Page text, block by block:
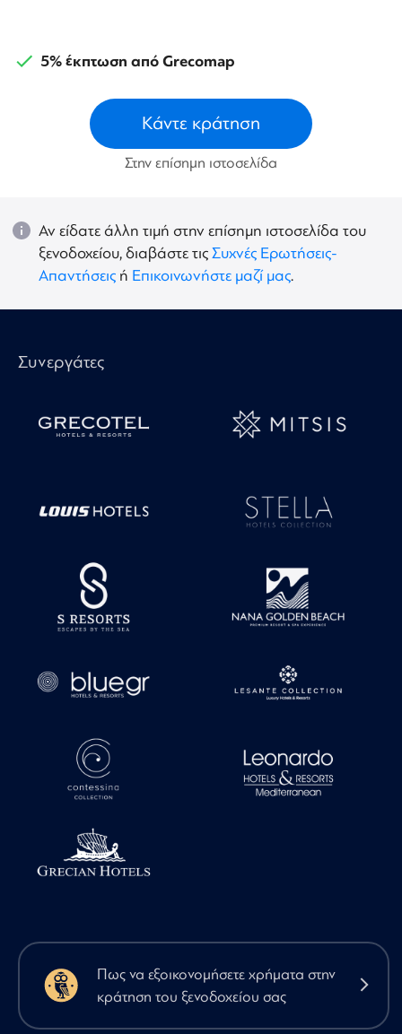
5% έκπτωση από Grecomap
Κάντε κράτηση
Στην επίσημη ιστοσελίδα
Αν είδατε άλλη τιμή στην επίσημη ιστοσελίδα του
ξενοδοχείου, διαβάστε τιςΣυχνές Ερωτήσεις-
Απαντήσεις ή Επικοινωνήστε μαζί μας.
Συνεργάτες
Πως να εξοικονομήσετε χρήματα στην
κράτηση του ξενοδοχείου σας